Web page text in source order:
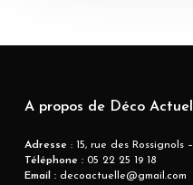
A propos de Déco
Adresse : 15, rue des Rossignols
Téléphone :05 22 25 19 18
Email :decoactuelle@gmail.com